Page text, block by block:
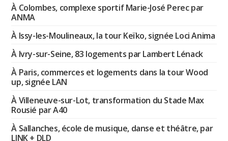
À Colombes, complexe sportif Marie-José Perec par
ANMA
À Issy-les-Moulineaux, la tour Keïko, signée Loci Anima
À Ivry-sur-Seine, 83 logements par Lambert Lénack
À Paris, commerces et logements dans la tour Wood
up, signée LAN
À Villeneuve-sur-Lot, transformation du Stade Max
Rousié par A40
À Sallanches, école de musique, danse et théâtre, par
LINK + DLD